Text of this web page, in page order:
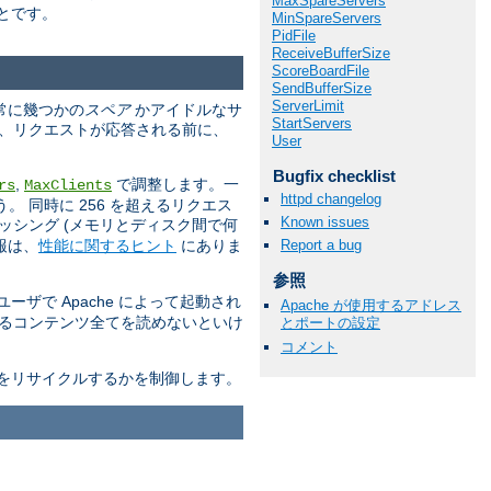
す。
MinSpareServers
PidFile
ReceiveBufferSize
ScoreBoardFile
SendBufferSize
ServerLimit
StartServers
User
Bugfix checklist
httpd changelog
Known issues
Report a bug
参照
Apache が使用するアドレス
とポートの設定
コメント
に幾つかのスペアかアイドルなサ
クエストが応答される前に、
MaxClients で調整します。一
同時に 256 を超えるリクエス
シング (メモリとディスク間で何
は、性能に関するヒント にありま
ーザで Apache によって起動され
コンテンツ全てを読めないといけ
サイクルするかを制御します。